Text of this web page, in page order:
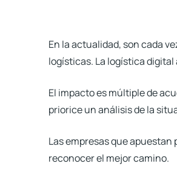
En la actualidad, son cada
logísticas. La logística digital
El impacto es múltiple de
priorice un análisis de la
Las empresas que
reconocer el mejor camino.